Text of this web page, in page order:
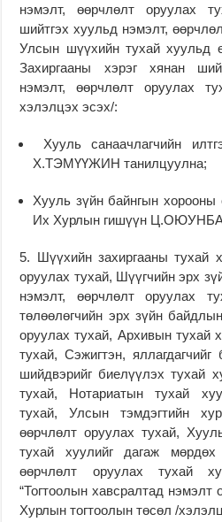
нэмэлт, өөрчлөлт оруулах
шийтгэх хуульд нэмэлт,
Улсын шүүхийн тухай хуульд
Захиргааны хэрэг хянан
нэмэлт, өөрчлөлт оруулах
хэлэлцэх эсэх/:
Хууль санаачлагчийн
Х.ТЭМҮҮЖИН танилцуулна;
Хууль зүйн байнгын хорооны
Их Хурлын гишүүн
5. Шүүхийн захиргааны тухай
оруулах тухай, Шүүгчийн эрх
нэмэлт, өөрчлөлт оруулах
төлөөлөгчийн эрх зүйн
оруулах тухай, Архивын тухай
тухай, Сэжигтэн,
шийдвэрийг биелүүлэх тухай
тухай, Нотариатын тухай
тухай, Улсын тэмдэгтийн
өөрчлөлт оруулах тухай,
тухай хуулийг дагаж
өөрчлөлт оруулах тухай
“Тогтоолын хавсралтад
Хурлын тогтоолын төсөл /